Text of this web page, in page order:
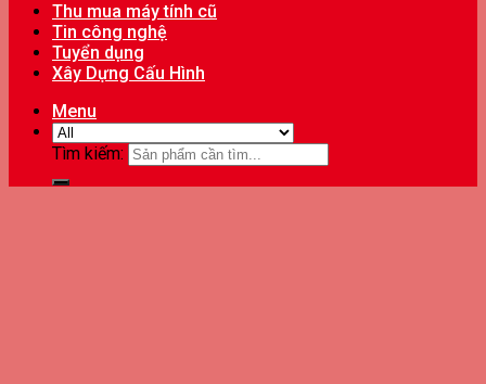
Thu mua máy tính cũ
Tin công nghệ
Tuyển dụng
Xây Dựng Cấu Hình
Menu
Tìm kiếm: